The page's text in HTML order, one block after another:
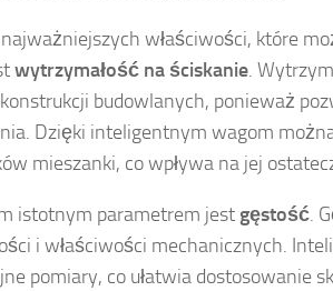
najważniejszych właściwości, które
wytrzymałość na ściskanie.
budowlanych, ponieważ
Dzięki inteligentnym wagom
mieszanki, co wpływa na jej
istotnym parametrem jest gęstość.
i właściwości mechanicznych.
pomiary, co ułatwia dostosowanie